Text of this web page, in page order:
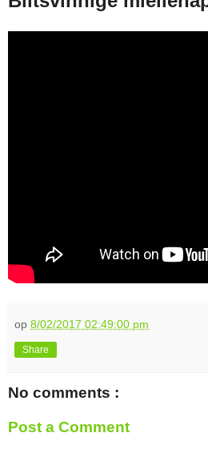
op 8/02/2017 02:49:00 pm
Share
No comments :
Post a Comment